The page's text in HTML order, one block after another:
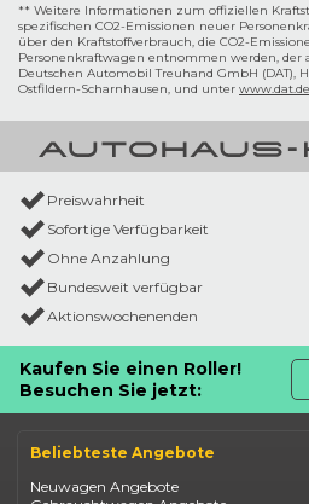
** Weitere Informationen zum offiziellen
spezifischen CO2-Emissionen neuer
über den Kraftstoffverbrauch, die CO2-
Personenkraftwagen entnommen werden, der
Deutschen Automobil Treuhand GmbH (DAT),
Ostfildern-Scharnhausen, und unter
Preiswahrheit
Sofortige Verfügbarkeit
Ohne Anzahlung
Bundesweit verfügbar
Aktionswochenenden
Kaufen Sie einen Roller!
Besuchen Sie jetzt:
Beliebteste Angebote
Neuwagen Angebote